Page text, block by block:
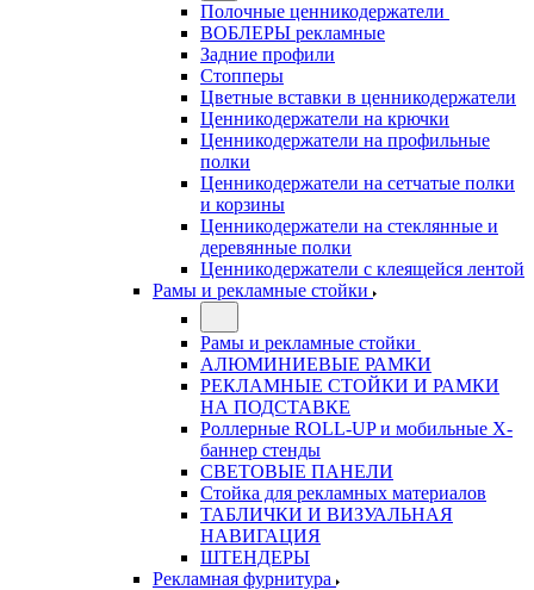
Полочные ценникодержатели
ВОБЛЕРЫ рекламные
Задние профили
Стопперы
Цветные вставки в ценникодержатели
Ценникодержатели на крючки
Ценникодержатели на профильные
полки
Ценникодержатели на сетчатые полки
и корзины
Ценникодержатели на стеклянные и
деревянные полки
Ценникодержатели с клеящейся лентой
Рамы и рекламные стойки
Рамы и рекламные стойки
АЛЮМИНИЕВЫЕ РАМКИ
РЕКЛАМНЫЕ СТОЙКИ И РАМКИ
НА ПОДСТАВКЕ
Роллерные ROLL-UP и мобильные X-
баннер стенды
СВЕТОВЫЕ ПАНЕЛИ
Стойка для рекламных материалов
ТАБЛИЧКИ И ВИЗУАЛЬНАЯ
НАВИГАЦИЯ
ШТЕНДЕРЫ
Рекламная фурнитура